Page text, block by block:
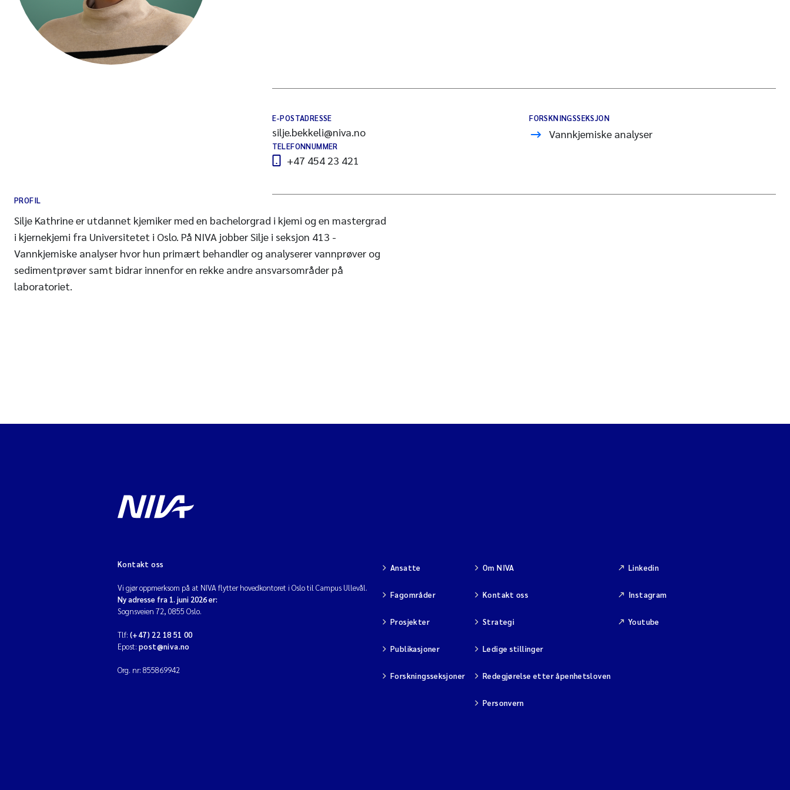
E-POSTADRESSE
silje.bekkeli@niva.no
TELEFONNUMMER
+47 454 23 421
FORSKNINGSSEKSJON
Vannkjemiske analyser
PROFIL
Silje Kathrine er utdannet kjemiker med en bachelorgrad i kjemi og en mastergrad
i kjernekjemi fra Universitetet i Oslo. På NIVA jobber Silje i seksjon 413 -
Vannkjemiske analyser hvor hun primært behandler og analyserer vannprøver og
sedimentprøver samt bidrar innenfor en rekke andre ansvarsområder på
laboratoriet.
Kontakt oss
Vi gjør oppmerksom på at NIVA flytter hovedkontoret i Oslo til Campus Ullevål.
Ny adresse fra 1. juni 2026 er:
Sognsveien 72, 0855 Oslo.
Tlf: (+47) 22 18 51 00
Epost: post@niva.no
Org. nr: 855869942
Ansatte
Fagområder
Prosjekter
Publikasjoner
Forskningsseksjoner
Om NIVA
Kontakt oss
Strategi
Ledige stillinger
Redegjørelse etter åpenhetsloven
Personvern
Linkedin
Instagram
Youtube